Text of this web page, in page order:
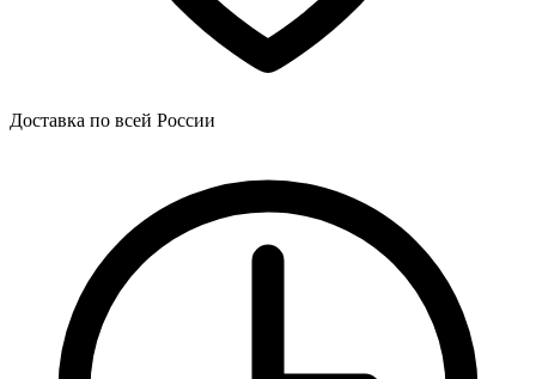
Доставка по всей России